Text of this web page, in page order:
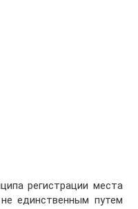
регистрации места
единственным путем